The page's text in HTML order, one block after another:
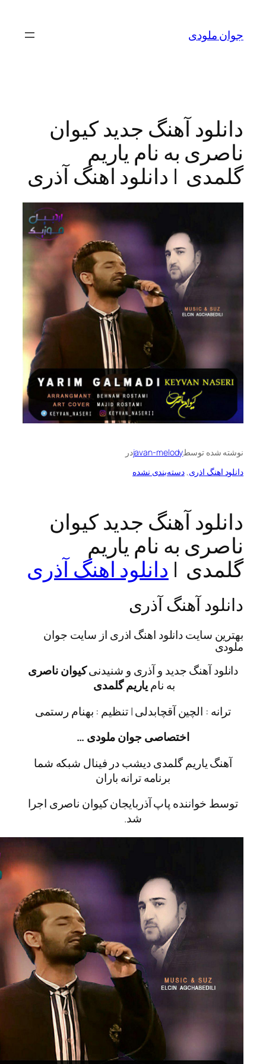
آهنگ جدید کیوان
به نام یاریم
| دانلود اهنگ آذری
توسطjavan-melodyدر
اذری, دسته‌بندی نشده
آهنگ جدید کیوان
به نام یاریم
|دانلود اهنگ آذری
آهنگ آذری
دانلود اهنگ اذری از سایت جوان
آهنگ جدید و آذری و شنیدنیکیوان ناصری
یاریم گلمدی
: الچین آقچابدلی | تنظیم : بهنام رستمی
اختصاصی جوان ملودی …
یاریم گلمدی دیشب در فینال شبکه شما
برنامه ترانه باران
پاپ آذربایجان کیوان ناصری اجرا